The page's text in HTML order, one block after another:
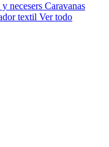
necesers Caravanas
textil Ver todo